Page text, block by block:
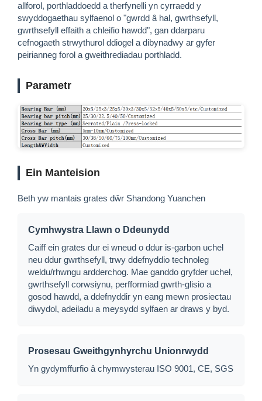
allforol, porthladdoedd a therfynelli yn cyrraedd y
swyddogaethau sylfaenol o "gwrdd â hal, gwrthsefyll,
gwrthsefyll effaith a chleifio hawdd", gan ddarparu
cefnogaeth strwythurol ddiogel a dibynadwy ar gyfer
peirianneg forol a gweithrediadau porthladd.
Parametr
Ein Manteision
Beth yw mantais grates dŵr Shandong Yuanchen
Cymhwystra Llawn o Ddeunydd
Caiff ein grates dur ei wneud o ddur is-garbon uchel
neu ddur gwrthsefyll, trwy ddefnyddio technoleg
weldu/rhwngu ardderchog. Mae ganddo gryfder uchel,
gwrthsefyll corwsiynu, perfformiad gwrth-glisio a
gosod hawdd, a ddefnyddir yn eang mewn prosiectau
diwydol, adeiladu a meysydd sylfaen ar draws y byd.
Prosesau Gweithgynhyrchu Unionrwydd
Yn gydymffurfio â chymwysterau ISO 9001, CE, SGS